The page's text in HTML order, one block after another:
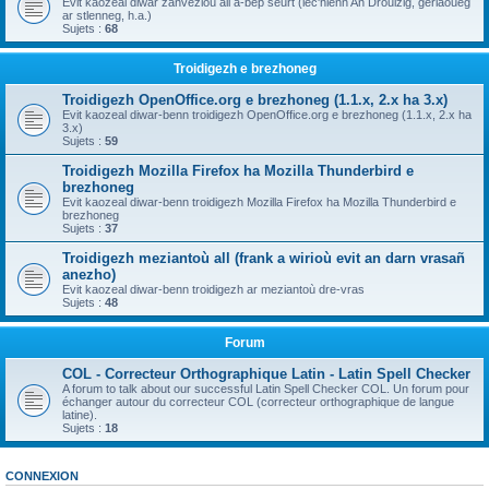
ar stlenneg, h.a.)
Sujets : 68
Troidigezh e brezhoneg
Troidigezh OpenOffice.org e brezhoneg (1.1.x, 2.x ha 3.x)
Evit kaozeal diwar-benn troidigezh OpenOffice.org e brezhoneg (1.1.x, 2.x ha
3.x)
Sujets : 59
Troidigezh Mozilla Firefox ha Mozilla Thunderbird e
brezhoneg
Evit kaozeal diwar-benn troidigezh Mozilla Firefox ha Mozilla Thunderbird e
brezhoneg
Sujets : 37
Troidigezh meziantoù all (frank a wirioù evit an darn vrasañ
anezho)
Evit kaozeal diwar-benn troidigezh ar meziantoù dre-vras
Sujets : 48
Forum
COL - Correcteur Orthographique Latin - Latin Spell Checker
A forum to talk about our successful Latin Spell Checker COL. Un forum pour
échanger autour du correcteur COL (correcteur orthographique de langue
latine).
Sujets : 18
CONNEXION